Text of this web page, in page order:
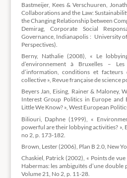
Bastmeijer, Kees & Verschuuren,
Collaborations and the Law:
the Changing Relationship between
Demirag, Corporate Social
Governance, Indianapolis : University
Perspectives).
Berny, Nathalie (2008), « Le
d’environnement à Bruxelles –
d’information, conditions et facteurs
collective », Revue française de science
Beyers Jan, Eising, Rainer & Maloney,
Interest Group Politics in Europe and
Little We Know? », West European
Biliouri, Daphne (1999), «
powerful are their lobbying activities? »,
no 2, p. 173-182.
Brown, Lester (2006), Plan B 2.0, New
Chaskiel, Patrick (2002), « Points de
Habermas: les ambiguïtés d’une double
Volume 21, No 2, p. 11-28.